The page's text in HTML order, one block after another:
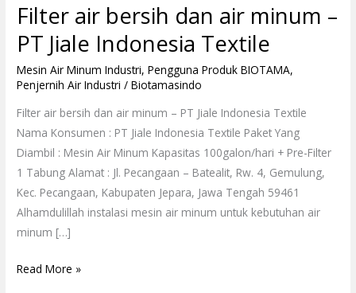
Filter air bersih dan air minum –
PT Jiale Indonesia Textile
Mesin Air Minum Industri,Pengguna Produk BIOTAMA,
Penjernih Air Industri /Biotamasindo
Filter air bersih dan air minum – PT Jiale Indonesia Textile
Nama Konsumen : PT Jiale Indonesia Textile Paket Yang
Diambil : Mesin Air Minum Kapasitas 100galon/hari + Pre-Filter
1 Tabung Alamat : Jl. Pecangaan – Batealit, Rw. 4, Gemulung,
Kec. Pecangaan, Kabupaten Jepara, Jawa Tengah 59461
Alhamdulillah instalasi mesin air minum untuk kebutuhan air
minum […]
Read More »